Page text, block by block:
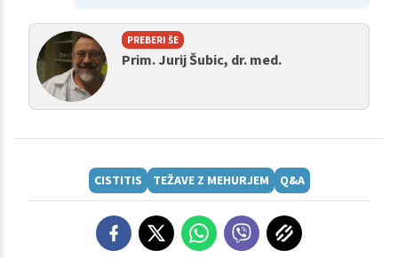
PREBERI ŠE
Prim. Jurij Šubic, dr. med.
CISTITIS TEŽAVE Z MEHURJEM Q&A